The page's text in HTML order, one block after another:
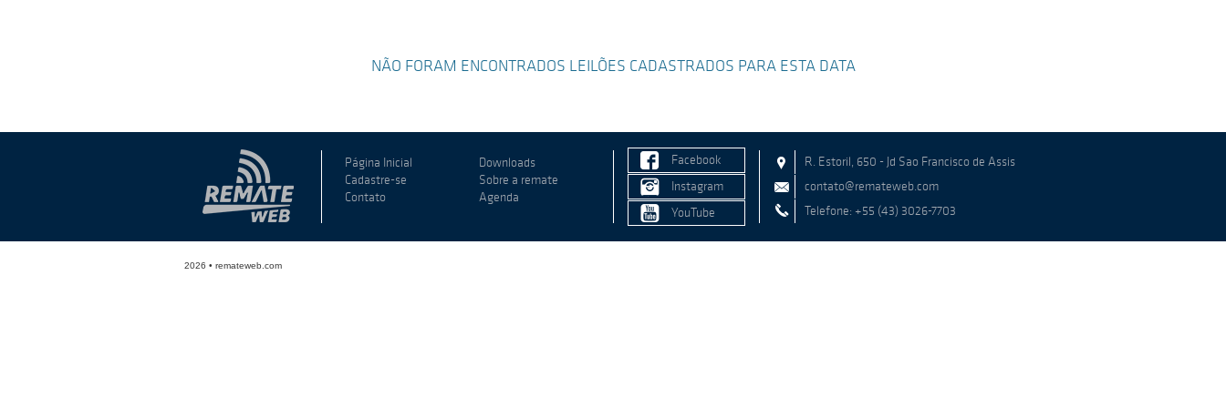
NÃO FORAM ENCONTRADOS LEILÕES CADASTRADOS PARA ESTA DATA
Página Inicial
Downloads
Cadastre-se
Sobre a remate
Contato
Agenda
Facebook
Instagram
YouTube
R. Estoril, 650 - Jd Sao Francisco de Assis
contato@remateweb.com
Telefone: +55 (43) 3026-7703
2026 • remateweb.com